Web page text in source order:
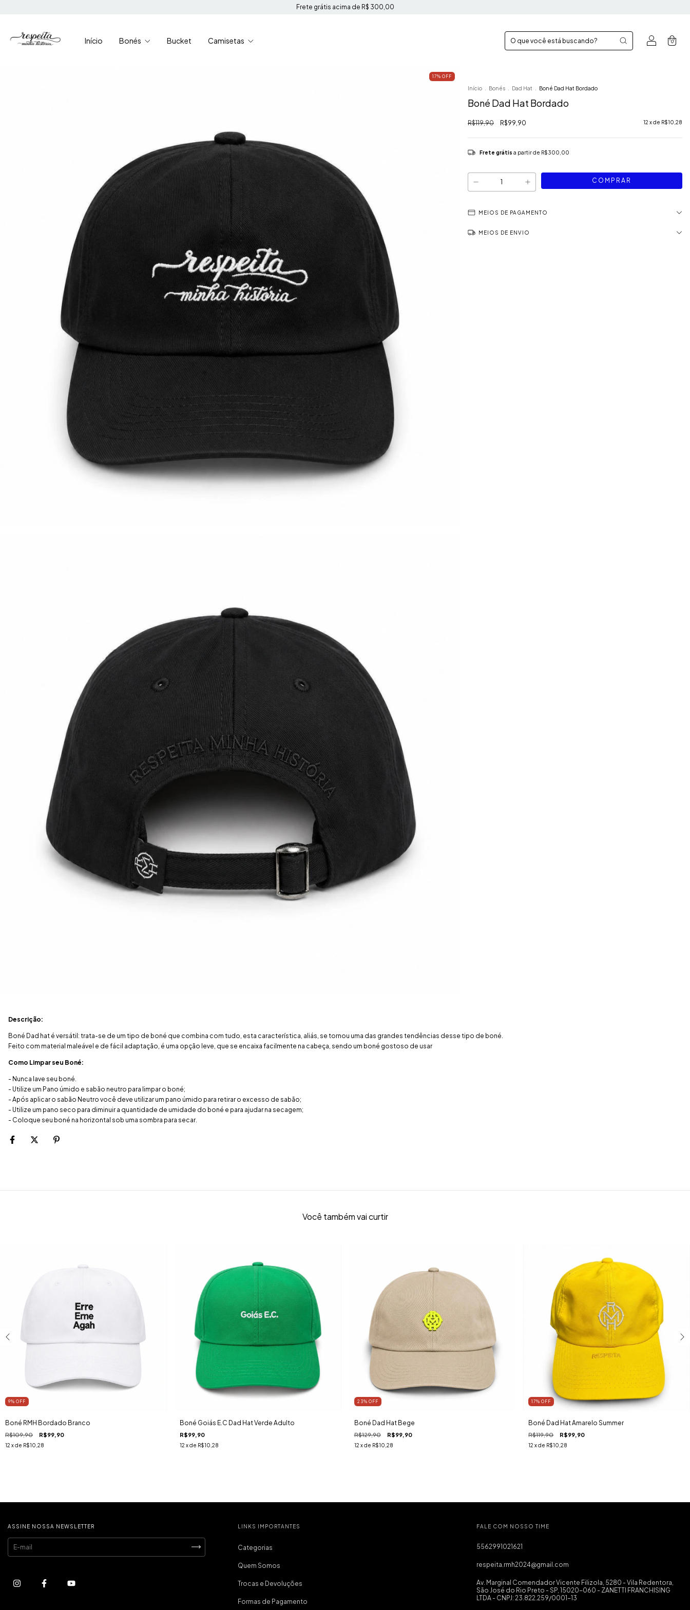
Frete grátis acima de R$ 300,00
Início Bonés Bucket Camisetas 0
17% OFF
Início Bonés Dad Hat Boné Dad Hat Bordado
Boné Dad Hat Bordado
R$119,90 R$99,90 12 x de R$10,28
Frete grátis a partir de R$300,00
MEIOS DE PAGAMENTO
MEIOS DE ENVIO
Descrição:
Boné Dad hat é versátil: trata-se de um tipo de boné que combina com tudo, esta característica, aliás, se tornou uma das grandes tendências desse tipo de boné.
Feito com material maleável e de fácil adaptação, é uma opção leve, que se encaixa facilmente na cabeça, sendo um boné gostoso de usar
Como Limpar seu Boné:
- Nunca lave seu boné.
- Utilize um Pano úmido e sabão neutro para limpar o boné;
- Após aplicar o sabão Neutro você deve utilizar um pano úmido para retirar o excesso de sabão;
- Utilize um pano seco para diminuir a quantidade de umidade do boné e para ajudar na secagem;
- Coloque seu boné na horizontal sob uma sombra para secar.
Você também vai curtir
9% OFF
Boné RMH Bordado Branco
R$109,90 R$99,90
12 x de R$10,28
Boné Goiás E.C Dad Hat Verde Adulto
R$99,90
12 x de R$10,28
23% OFF
Boné Dad Hat Bege
R$129,90 R$99,90
12 x de R$10,28
17%OFF
Boné Dad Hat Amarelo Summer
R$119,90 R$99,90
12 x de R$10,28
ASSINE NOSSA NEWSLETTER LINKS IMPORTANTES
Categorias
Quem Somos
Trocas e Devoluções
Formas de Pagamento
FALE COM NOSSO TIME
5562991021621
respeita.rmh2024@gmail.com
Av. Marginal Comendador Vicente Filizola, 5280 - Vila Redentora,
São José do Rio Preto - SP, 15020-060 - ZANETTI FRANCHISING
LTDA - CNPJ: 23.822.259/0001-13